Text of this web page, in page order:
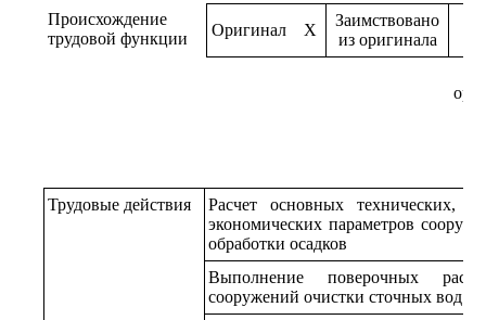
Происхождение
трудовой функции
Оригинал X
Заимствовано
из оригинала
Трудовые действия
Расчет основных технических,
экономических параметров
обработки осадков
Выполнение поверочных
сооружений очистки сточных вод и